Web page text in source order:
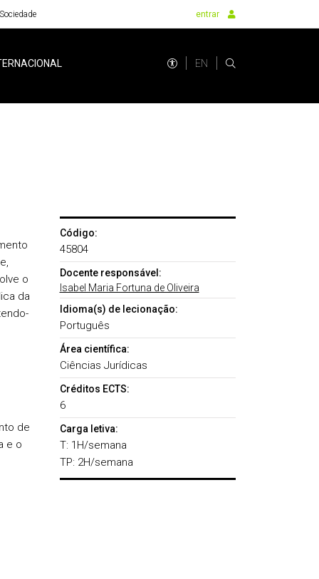
Sociedade entrar
EN
o
da
de
e o
Código:
45804
Docente responsável:
Isabel Maria Fortuna de Oliveira
Idioma(s) de lecionação:
Português
Área científica:
Ciências Jurídicas
Créditos ECTS:
6
Carga letiva:
T: 1H/semana
TP: 2H/semana